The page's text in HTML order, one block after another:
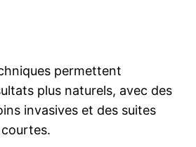
permettent
plus naturels, avec des
invasives et des suites